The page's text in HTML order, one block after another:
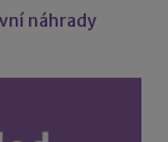
náhrady